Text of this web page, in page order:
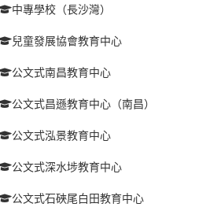
中專學校（長沙灣）
兒童發展協會教育中心
公文式南昌教育中心
公文式昌遜教育中心（南昌）
公文式泓景教育中心
公文式深水埗教育中心
公文式石硤尾白田教育中心